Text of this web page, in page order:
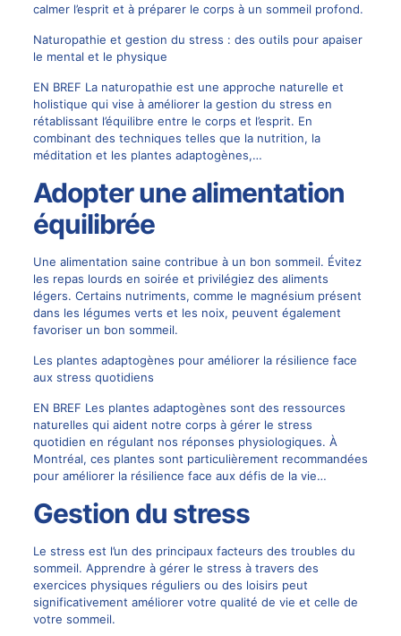
calmer l’esprit et à préparer le corps à un sommeil profond.
Naturopathie et gestion du stress : des outils pour apaiser
le mental et le physique
EN BREF La naturopathie est une approche naturelle et
holistique qui vise à améliorer la gestion du stress en
rétablissant l’équilibre entre le corps et l’esprit. En
combinant des techniques telles que la nutrition, la
méditation et les plantes adaptogènes,…
Adopter une alimentation
équilibrée
Une alimentation saine contribue à un bon sommeil. Évitez
les repas lourds en soirée et privilégiez des aliments
légers. Certains nutriments, comme le magnésium présent
dans les légumes verts et les noix, peuvent également
favoriser un bon sommeil.
Les plantes adaptogènes pour améliorer la résilience face
aux stress quotidiens
EN BREF Les plantes adaptogènes sont des ressources
naturelles qui aident notre corps à gérer le stress
quotidien en régulant nos réponses physiologiques. À
Montréal, ces plantes sont particulièrement recommandées
pour améliorer la résilience face aux défis de la vie…
Gestion du stress
Le stress est l’un des principaux facteurs des troubles du
sommeil. Apprendre à gérer le stress à travers des
exercices physiques réguliers ou des loisirs peut
significativement améliorer votre qualité de vie et celle de
votre sommeil.